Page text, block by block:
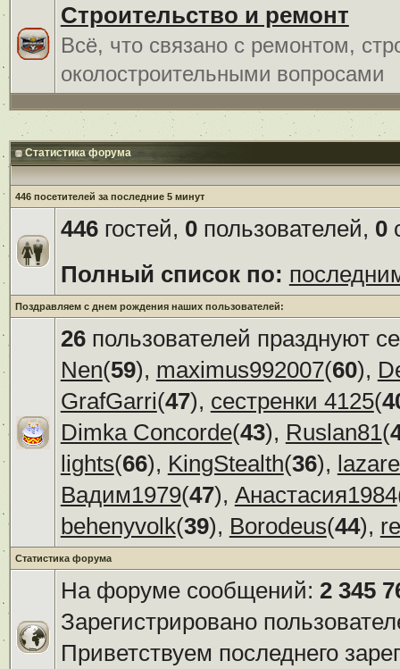
Строительство и ремонт
Всё, что связано с ремонтом,
околостроительными вопросами
Статистика форума
446 посетителей за последние 5 минут
446гостей, 0пользователей, 0
Полный список по:
Поздравляем с днем рождения наших пользователей:
26пользователей празднуют
Nen(59), maximus992007(60),
GrafGarri(47), сестренки 4125(
Dimka Concorde(43), Ruslan81(
lights(66), KingStealth(36),
Вадим1979(47), Анастасия1984
behenyvolk(39), Borodeus(44),
Статистика форума
На форуме сообщений: 2 345
Зарегистрировано
Приветствуем последнего